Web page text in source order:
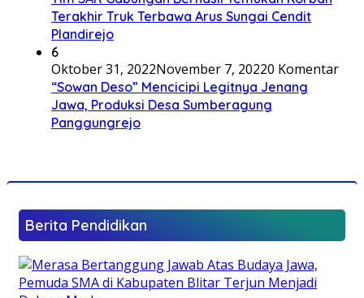
Terakhir Truk Terbawa Arus Sungai Cendit
Plandirejo
6
Oktober 31, 2022November 7, 20220 Komentar
“Sowan Deso” Mencicipi Legitnya Jenang
Jawa, Produksi Desa Sumberagung
Panggungrejo
Berita Pendidikan